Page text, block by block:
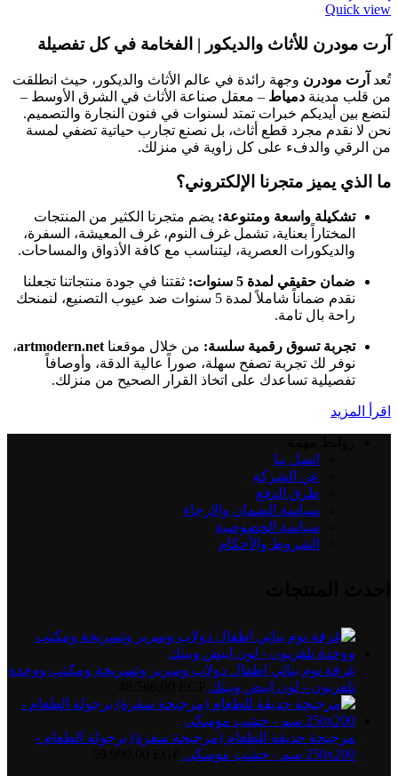
Quick view
آرت مودرن للأثاث والديكور | الفخامة في كل تفصيلة
تُعد آرت مودرن وجهة رائدة في عالم الأثاث والديكور، حيث انطلقت
من قلب مدينة دمياط – معقل صناعة الأثاث في الشرق الأوسط –
لتضع بين أيديكم خبرات تمتد لسنوات في فنون النجارة والتصميم.
نحن لا نقدم مجرد قطع أثاث، بل نصنع تجارب حياتية تضفي لمسة
من الرقي والدفء على كل زاوية في منزلك.
ما الذي يميز متجرنا الإلكتروني؟
تشكيلة واسعة ومتنوعة: يضم متجرنا الكثير من المنتجات
المختاراً بعناية، تشمل غرف النوم، غرف المعيشة، السفرة،
والديكورات العصرية، ليتناسب مع كافة الأذواق والمساحات.
ضمان حقيقي لمدة 5 سنوات:
ثقتنا في جودة منتجاتنا تجعلنا
نقدم ضماناً شاملاً لمدة 5 سنوات ضد عيوب التصنيع، لنمنحك
راحة بال تامة.
تجربة تسوق رقمية سلسة: من خلال موقعنا artmodern.net،
نوفر لك تجربة تصفح سهلة، صوراً عالية الدقة، وأوصافاً
تفصيلية تساعدك على اتخاذ القرار الصحيح من منزلك.
اقرأ المزيد
اتصل بنا
عن الشركة
طرق الدفع
سياسة الضمان والارجاء
سياسة الخصوصية
الشروط والأحكام
غرفة نوم بناتي اطفال دولاب وسرير وتسريحة ومكتب ووحدة
تلفزيون - لون ابيض وبينك
مرجيحة حديقة للطعام (مرجيحة سفرة) برجولة الطعام -
250x200 سم - خشب موسكى